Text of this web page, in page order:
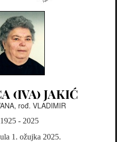
(IVA) JAKIĆ
rođ. VLADIMIR
1925 - 2025
1. ožujka 2025.